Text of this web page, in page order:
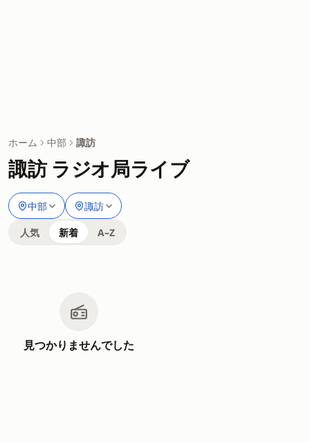
ホーム 中部 諏訪
諏訪 ラジオ局ライブ
中部 諏訪
人気 新着 A–Z
見つかりませんでした